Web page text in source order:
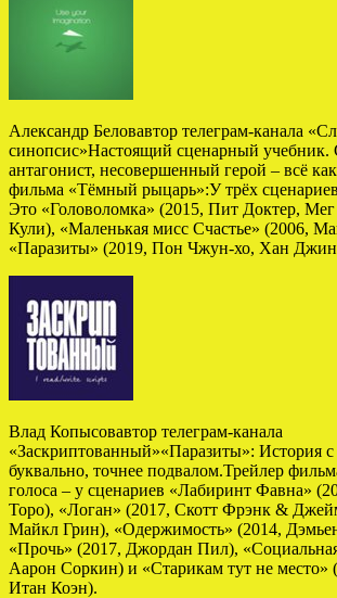
Александр Беловавтор телеграм-канала
синопсис»Настоящий сценарный
антагонист, несовершенный герой – всё
фильма «Тёмный рыцарь»:У трёх
Это «Головоломка» (2015, Пит Доктер,
Кули), «Маленькая мисс Счастье» (2006,
«Паразиты» (2019, Пон Чжун-хо, Хан
Влад Копысовавтор телеграм-канала
«Заскриптованный»«Паразиты»:
буквально, точнее подвалом.Трейлер
голоса – у сценариев «Лабиринт Фавна»
Торо), «Логан» (2017, Скотт Фрэнк &
Майкл Грин), «Одержимость» (2014,
«Прочь» (2017, Джордан Пил),
Аарон Соркин) и «Старикам тут не место»
Итан Коэн).